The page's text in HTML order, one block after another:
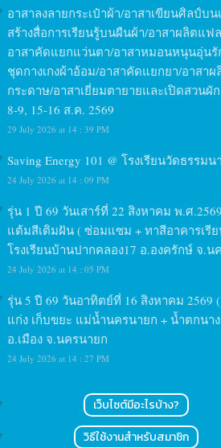
อาสาลงลายกระเป๋าผ้า/อาสาเขียนศิลป์บน
สร้างสื่อการเรียนรู้บนผืนผ้า/อาสาผลิตแฟ
อาสาคัดแยกแว่นตา/อาสาหมอนหนุนอุ่นรั
ชุดกางเกงผ้าอ้อม/อาสาคัดแยกยา/อาสา
กระดาษ/อาสาเยี่ยมตายายและเปิดสวนผั
8-9, 15-16 ส.ค. 2569
29 July 2026 at 14 : 39 PM
Saving Energy 101 @ โรงเรียนวัดธรรมน
24 July 2026 at 14 : 09 PM
รุ่น 1 ปี 69 วันเสาร์ที่ 22 สิงหาคม พ.ศ
แต้มสีเติมฝัน ( ซ่อมแซม + ทาสีอาคารเรี
โรงเรียนบ้านปากคลอง17 อ.องครักษ์ จ.น
24 July 2026 at 14 : 05 PM
รุ่น 5 ปี 69 วันอาทิตย์ที่ 16 สิงหาคม 2569
แก่ง เก็บขยะ แม่น้ำนครนายก + น้ำตกนา
อ.เมือง จ.นครนายก
24 July 2026 at 14 : 27 PM
เว็บไซต์มีอะไรบ้าง?
วิธีใช้งานสำหรับสมาชิก